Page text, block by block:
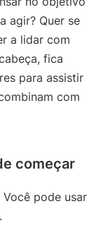
agir? Quer se
a lidar com
fica
para assistir
com
começar
pode usar